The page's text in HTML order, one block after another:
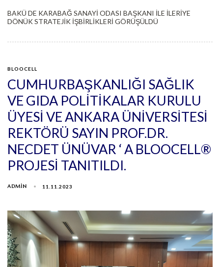
BAKÜ DE KARABAĞ SANAYİ ODASI BAŞKANI İLE İLERİYE
DÖNÜK STRATEJİK İŞBİRLİKLERİ GÖRÜŞÜLDÜ
BLOOCELL
CUMHURBAŞKANLIĞI SAĞLIK
VE GIDA POLITIKALAR KURULU
ÜYESI VE ANKARA ÜNIVERSITESI
REKTÖRÜ SAYIN PROF.DR.
NECDET ÜNÜVAR ‘ A BLOOCELL®
PROJESI TANITILDI.
ADMIN 11.11.2023